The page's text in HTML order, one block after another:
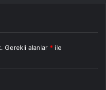
Gerekli alanlar * ile